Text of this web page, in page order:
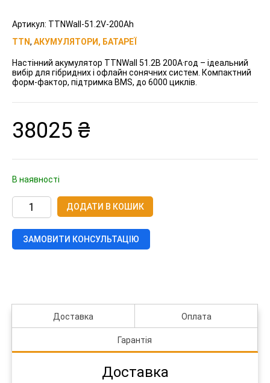
Артикул: TTNWall-51.2V-200Ah
TTN, АКУМУЛЯТОРИ, БАТАРЕЇ
Настінний акумулятор TTNWall 51.2В 200А·год – ідеальний
вибір для гібридних і офлайн сонячних систем. Компактний
форм-фактор, підтримка BMS, до 6000 циклів.
38025 ₴
В наявності
Акумуляторний
LiFePO4
Wall
5.12kWh/25.6V/200Ah
кількість
ДОДАТИ В КОШИК
ЗАМОВИТИ КОНСУЛЬТАЦІЮ
Доставка Оплата
Гарантія
Доставка